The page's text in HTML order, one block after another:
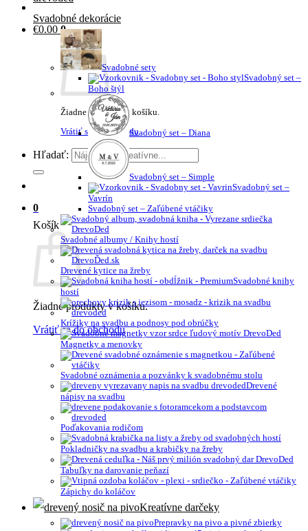
€0.00 0
Žiadne produkty v košíku.
Vrátiť sa do obchodu
Hľadať:
0
Košík
Žiadne produkty v košíku.
Vrátiť sa do obchodu
Svadobné dekorácie
Svadobné sety
Svadobný set –
Boho štýl
Svadobný set – Diana
Svadobný set – Simple
Svadobný set –
Vavrín
Svadobný set – Zaľúbené vtáčiky
Svadobné albumy / Knihy hostí
Drevené kytice na žreby
Svadobné knihy
hostí
Krížiky na svadbu a podnosy pod obrúčky
Magnetky a menovky
Svadobné oznámenia a pozvánky k svadobnému stolu
Drevené
nápisy na svadbu
Poďakovania rodičom
Pokladničky na svadbu a krabičky na žreby
Tabuľky na darovanie peňazí
Zápichy do koláčov
Kreatívne darčeky
Prepravky na pivo a pivné zbierky